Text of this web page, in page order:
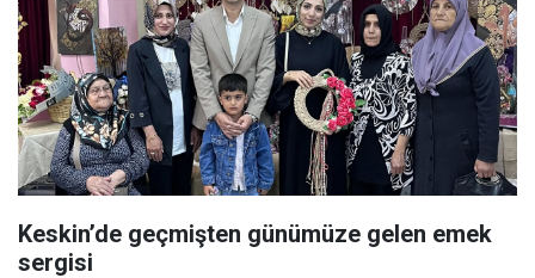
Keskin’de geçmişten günümüze gelen emek
sergisi